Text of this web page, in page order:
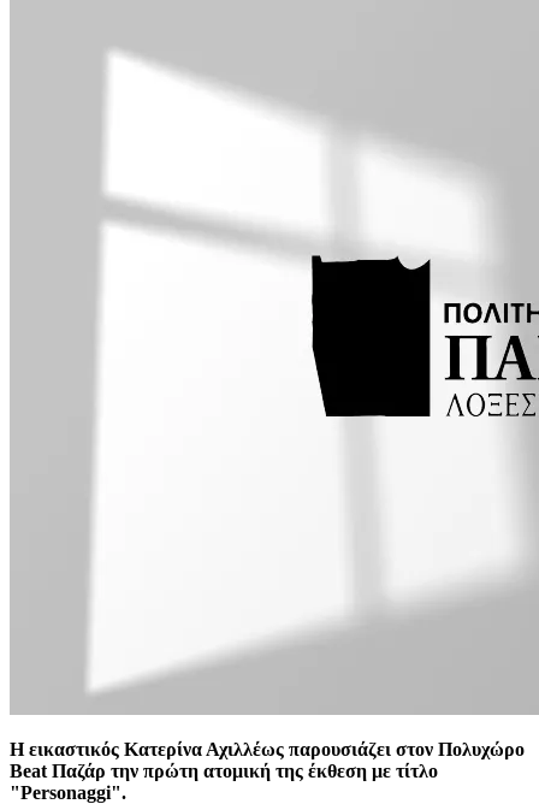
Η εικαστικός Κατερίνα Αχιλλέως παρουσιάζει στον Πολυχώρο
Beat Παζάρ την πρώτη ατομική της έκθεση με τίτλο
"Personaggi".